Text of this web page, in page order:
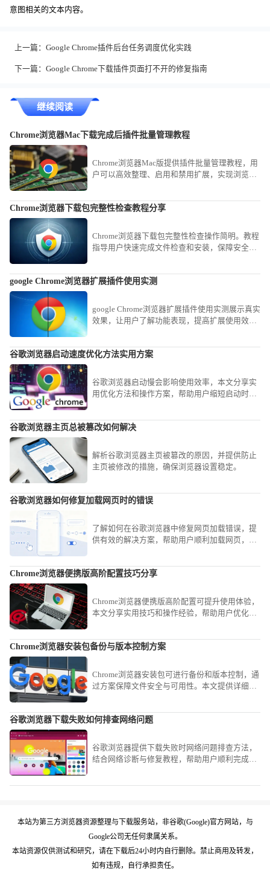
意图相关的文本内容。
上一篇： Google Chrome插件后台任务调度优化实践
下一篇： Google Chrome下载插件页面打不开的修复指南
继续阅读
Chrome浏览器Mac下载完成后插件批量管理教程
Chrome浏览器Mac版提供插件批量管理教程，用
户可以高效整理、启用和禁用扩展，实现浏览器
Chrome浏览器下载包完整性检查教程分享
Chrome浏览器下载包完整性检查操作简明。教程
指导用户快速完成文件检查和安装，保障安全，
google Chrome浏览器扩展插件使用实测
google Chrome浏览器扩展插件使用实测展示真实
效果，让用户了解功能表现，提高扩展使用效
谷歌浏览器启动速度优化方法实用方案
谷歌浏览器启动慢会影响使用效率，本文分享实
用优化方法和操作方案，帮助用户缩短启动时
谷歌浏览器主页总被篡改如何解决
解析谷歌浏览器主页被篡改的原因，并提供防止
主页被修改的措施，确保浏览器设置稳定。
谷歌浏览器如何修复加载网页时的错误
了解如何在谷歌浏览器中修复网页加载错误，提
供有效的解决方案，帮助用户顺利加载网页，避
Chrome浏览器便携版高阶配置技巧分享
Chrome浏览器便携版高阶配置可提升使用体验，
本文分享实用技巧和操作经验，帮助用户优化便
Chrome浏览器安装包备份与版本控制方案
Chrome浏览器安装包可进行备份和版本控制，通
过方案保障文件安全与可用性。本文提供详细操
谷歌浏览器下载失败如何排查网络问题
谷歌浏览器提供下载失败时网络问题排查方法，
结合网络诊断与修复教程，帮助用户顺利完成下
本站为第三方浏览器资源整理与下载服务站，非谷歌(Google)官方网站，与
Google公司无任何隶属关系。
本站资源仅供测试和研究，请在下载后24小时内自行删除。禁止商用及转发，
如有违规，自行承担责任。